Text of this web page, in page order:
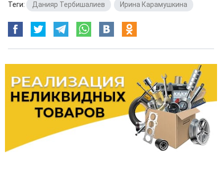
Теги: Данияр Тербишалиев Ирина Карамушкина